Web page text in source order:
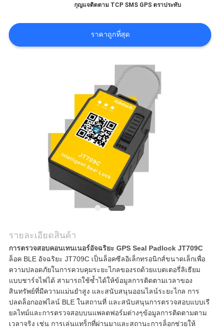
ขอ
กุญแจติดตาม TCP SMS GPS ตราประทับ
ราคาถูกที่สุด
รายละเอียดสินค้า
การตรวจสอบคอนเทนเนอร์อัจฉริยะ GPS Seal Padlock JT709C
ล็อค BLE อัจฉริยะ JT709C เป็นล็อคซีลอิเล็กทรอนิกส์ขนาดเล็กเพื่อ
ความปลอดภัยในการควบคุมระยะไกลของรถด้วยแบตเตอรี่ลิเธียม
แบบชาร์จไฟได้ สามารถใช้ซ้ำได้ให้ข้อมูลการติดตามเวลาของ
สินทรัพย์ที่มีความแม่นยำสูง และสนับสนุนออนไลน์ระยะไกล การ
ปลดล็อกออฟไลน์ BLE ในสถานที่ และสนับสนุนการตรวจสอบแบบเรี
ยลไทม์และการตรวจสอบบนแพลตฟอร์มต่างๆข้อมูลการติดตามตาม
เวลาจริง เช่น การเล่นแทร็กที่ผ่านมาและสถานะการล็อกช่วยให้